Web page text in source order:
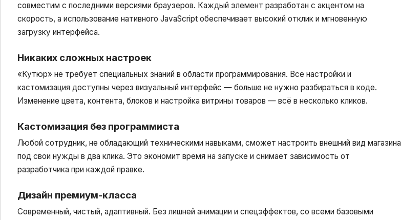
совместим с последними версиями браузеров. Каждый элемент разработан с акцентом на
скорость, а использование нативного JavaScript обеспечивает высокий отклик и мгновенную
загрузку интерфейса.
Никаких сложных настроек
«Кутюр» не требует специальных знаний в области программирования. Все настройки и
кастомизация доступны через визуальный интерфейс — больше не нужно разбираться в коде.
Изменение цвета, контента, блоков и настройка витрины товаров — всё в несколько кликов.
Кастомизация без программиста
Любой сотрудник, не обладающий техническими навыками, сможет настроить внешний вид магазина
под свои нужды в два клика. Это экономит время на запуске и снимает зависимость от
разработчика при каждой правке.
Дизайн премиум-класса
Современный, чистый, адаптивный. Без лишней анимации и спецэффектов, со всеми базовыми